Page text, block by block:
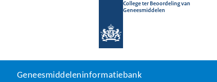
College ter Beoordeling van
Geneesmiddelen
Geneesmiddeleninformatiebank
U
Geneesmiddeleninformatiebank